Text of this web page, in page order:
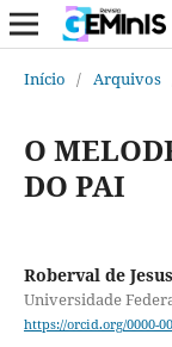
Início / Arquivos
O
DO PAI
Roberval de
Universidade
https://orcid.org/0000-